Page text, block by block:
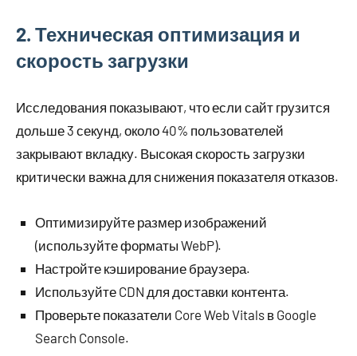
2. Техническая оптимизация и
скорость загрузки
Исследования показывают, что если сайт грузится
дольше 3 секунд, около 40% пользователей
закрывают вкладку. Высокая скорость загрузки
критически важна для снижения показателя отказов.
Оптимизируйте размер изображений
(используйте форматы WebP).
Настройте кэширование браузера.
Используйте CDN для доставки контента.
Проверьте показатели Core Web Vitals в Google
Search Console.